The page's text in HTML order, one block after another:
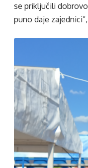
se priključili
puno daje